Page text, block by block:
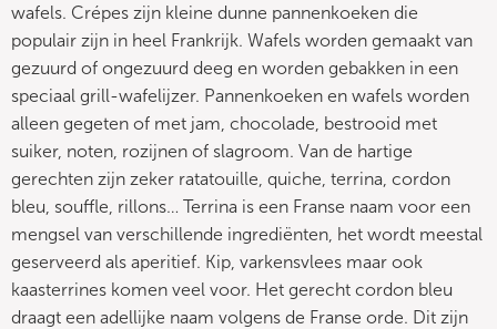
wafels. Crépes zijn kleine dunne pannenkoeken die
populair zijn in heel Frankrijk. Wafels worden gemaakt van
gezuurd of ongezuurd deeg en worden gebakken in een
speciaal grill-wafelijzer. Pannenkoeken en wafels worden
alleen gegeten of met jam, chocolade, bestrooid met
suiker, noten, rozijnen of slagroom. Van de hartige
gerechten zijn zeker ratatouille, quiche, terrina, cordon
bleu, souffle, rillons… Terrina is een Franse naam voor een
mengsel van verschillende ingrediënten, het wordt meestal
geserveerd als aperitief. Kip, varkensvlees maar ook
kaasterrines komen veel voor. Het gerecht cordon bleu
draagt een adellijke naam volgens de Franse orde. Dit zijn